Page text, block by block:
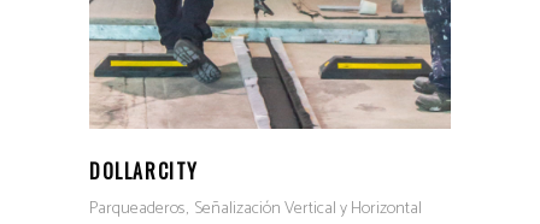
DOLLARCITY
Parqueaderos Señalización Vertical y Horizontal